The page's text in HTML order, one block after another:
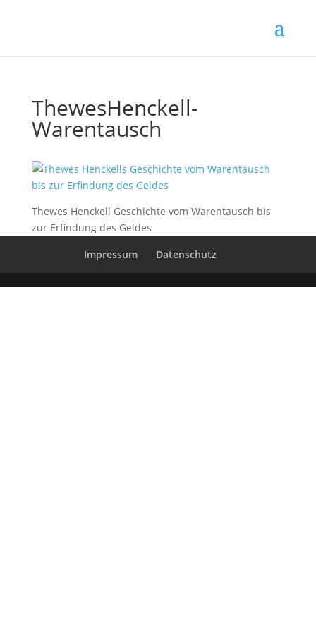
ThewesHenckell-
Warentausch
Thewes Henckell Geschichte vom Warentausch bis
zur Erfindung des Geldes
Impressum
Datenschutz